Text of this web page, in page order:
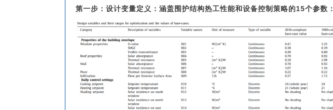
第一步：设计变量定义：涵盖围护结构热工性能和设备控制策略的15个参数：